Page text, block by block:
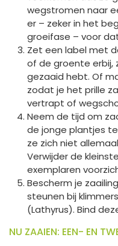
wegstromen naar
er – zeker in het
groeifase – voor
Zet een label met
of de groente
gezaaid hebt. Of
zodat je het prille
vertrapt of
Neem de tijd om
de jonge plantjes
ze zich niet
Verwijder de
exemplaren
Bescherm je
steunen bij
(Lathyrus). Bind
NU ZAAIEN: EEN- EN